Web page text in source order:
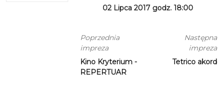
02 Lipca 2017 godz. 18:00
Poprzednia
impreza
Kino Kryterium -
REPERTUAR
Następna
impreza
Tetrico akord